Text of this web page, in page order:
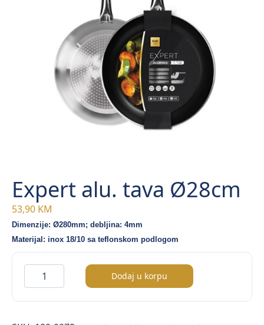
Expert alu. tava Ø28cm
53,90 KM
Dimenzije: Ø280mm; debljina: 4mm
Materijal: inox 18/10 sa teflonskom podlogom
Expert
alu.
tava
Dodaj u korpu